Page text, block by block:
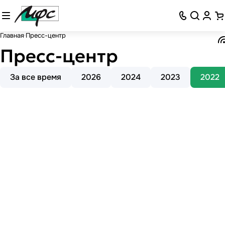
Главная Пресс-центр
Пресс-центр
За все время 2026 2024 2023 2022